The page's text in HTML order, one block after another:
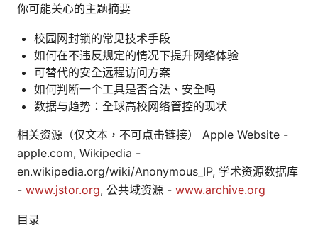
你可能关心的主题摘要
校园网封锁的常见技术手段
如何在不违反规定的情况下提升网络体验
可替代的安全远程访问方案
如何判断一个工具是否合法、安全吗
数据与趋势：全球高校网络管控的现状
相关资源（仅文本，不可点击链接） Apple Website -
apple.com, Wikipedia -
en.wikipedia.org/wiki/Anonymous_IP, 学术资源数据库
- www.jstor.org, 公共域资源 - www.archive.org
目录